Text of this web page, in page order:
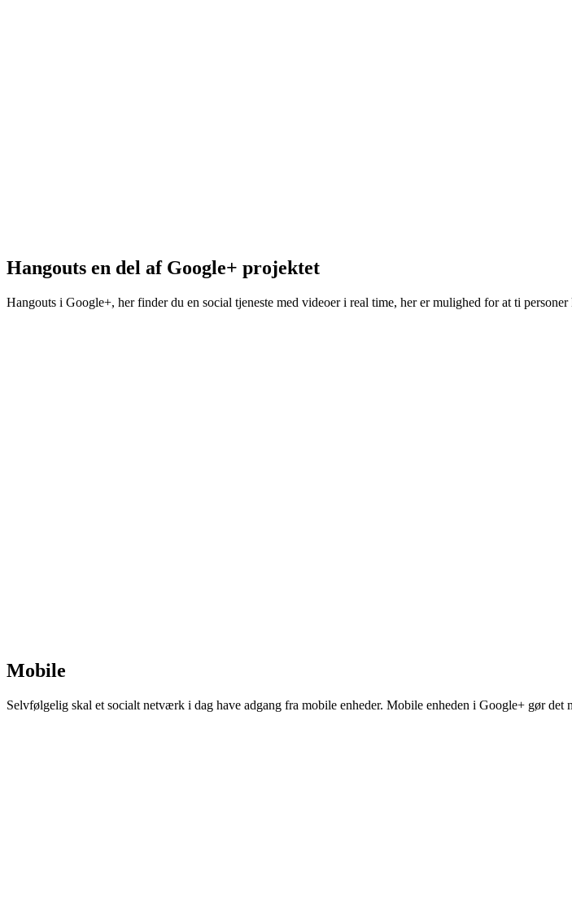
Hangouts en del af Google+ projektet
Hangouts i Google+, her finder du en social tjeneste med videoer i real time, her er mulighed for at ti
Mobile
Selvfølgelig skal et socialt netværk i dag have adgang fra mobile enheder. Mobile enheden i Google+ gør